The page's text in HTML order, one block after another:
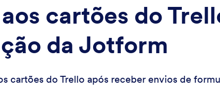
cartões do
da Jotform
cartões do Trello após receber envios de